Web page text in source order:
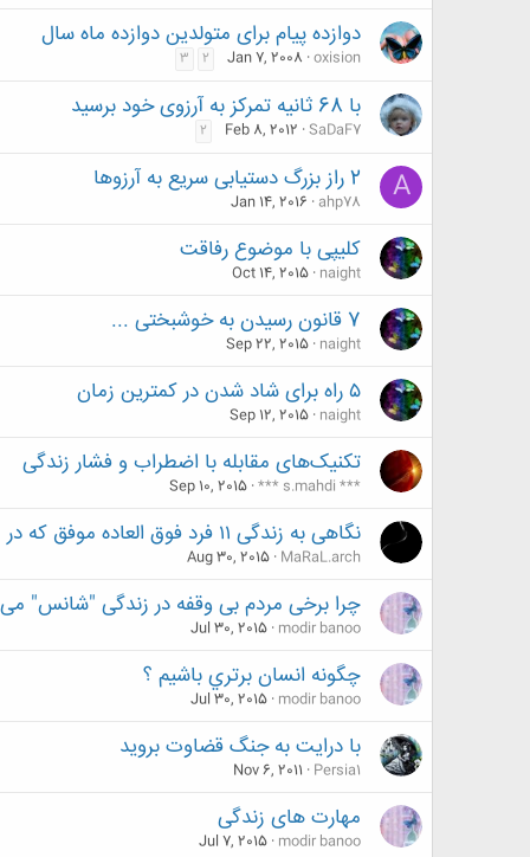
دوازده پیام برای متولدین دوازده ماه سال
oxision
Jan 7, 2008
2
3
با 68 ثانیه تمرکز به آرزوی خود برسید
SaDaF7
Feb 8, 2012
2
A 2 راز بزرگ دستیابی سریع به آرزوها
ahp78
Jan 14, 2016
کلیپی با موضوع رفاقت
naight
Oct 14, 2015
7 قانون رسیدن به خوشبختی ...
naight
Sep 22, 2015
۵ راه برای شاد شدن در کمترین زمان
naight
Sep 12, 2015
تکنیک‌های مقابله با اضطراب و فشار زندگی
*** s.mahdi ***
Sep 10, 2015
نگاهی به زندگی ۱۱ فرد فوق العاده موفق که در زندگی شکست های سختی را تجربه کرده اند.
MaRaL.arch
Aug 30, 2015
چرا برخی مردم بی وقفه در زندگی "شانس"
modir banoo
Jul 30, 2015
ﭼﮕﻮﻧﻪ ﺍﻧﺴﺎﻥ ﺑﺮﺗﺮﻱ ﺑﺎﺷﻴﻢ ؟
modir banoo
Jul 30, 2015
با درایت به جنگ قضاوت بروید
Persia1
Nov 6, 2011
مهارت های زندگی
modir banoo
Jul 7, 2015